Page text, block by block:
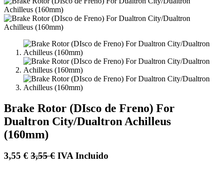
Brake Rotor (DIsco de Freno) For
Dualtron City/Dualtron Achilleus
(160mm)
3,55 € 3,55€ IVA Incluido